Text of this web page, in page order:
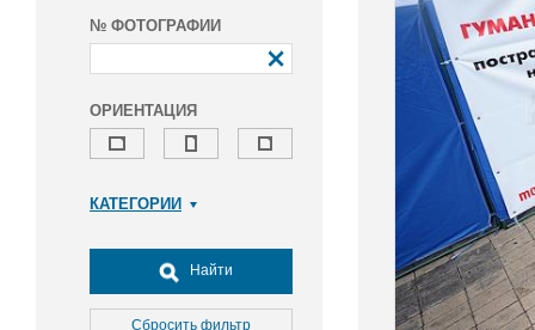
№ ФОТОГРАФИИ
ОРИЕНТАЦИЯ
КАТЕГОРИИ
Досуг, туризм и отдых
Культура
Медицина
Найти
Сбросить фильтр